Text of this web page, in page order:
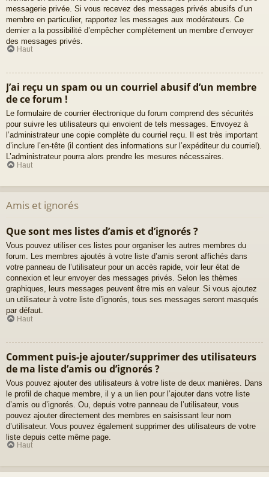
messagerie privée. Si vous recevez des messages privés abusifs d’un
membre en particulier, rapportez les messages aux modérateurs. Ce
dernier a la possibilité d’empêcher complètement un membre d’envoyer
des messages privés.
Haut
J’ai reçu un spam ou un courriel abusif d’un membre
de ce forum !
Le formulaire de courrier électronique du forum comprend des sécurités
pour suivre les utilisateurs qui envoient de tels messages. Envoyez à
l’administrateur une copie complète du courriel reçu. Il est très important
d’inclure l’en-tête (il contient des informations sur l’expéditeur du courriel).
L’administrateur pourra alors prendre les mesures nécessaires.
Haut
Amis et ignorés
Que sont mes listes d’amis et d’ignorés ?
Vous pouvez utiliser ces listes pour organiser les autres membres du
forum. Les membres ajoutés à votre liste d’amis seront affichés dans
votre panneau de l’utilisateur pour un accès rapide, voir leur état de
connexion et leur envoyer des messages privés. Selon les thèmes
graphiques, leurs messages peuvent être mis en valeur. Si vous ajoutez
un utilisateur à votre liste d’ignorés, tous ses messages seront masqués
par défaut.
Haut
Comment puis-je ajouter/supprimer des utilisateurs
de ma liste d’amis ou d’ignorés ?
Vous pouvez ajouter des utilisateurs à votre liste de deux manières. Dans
le profil de chaque membre, il y a un lien pour l’ajouter dans votre liste
d’amis ou d’ignorés. Ou, depuis votre panneau de l’utilisateur, vous
pouvez ajouter directement des membres en saisissant leur nom
d’utilisateur. Vous pouvez également supprimer des utilisateurs de votre
liste depuis cette même page.
Haut